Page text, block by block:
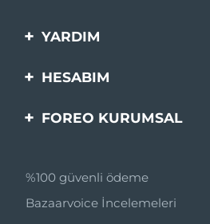
YARDIM
Bi̇zi̇mle İleti̇şi̇me Geçi̇n
HESABIM
Ürün Kaydı
FOREO KURUMSAL
Ortaklik Programi
Ortaklık haberleri
%100 güvenli ödeme
Bazaarvoice İncelemeleri